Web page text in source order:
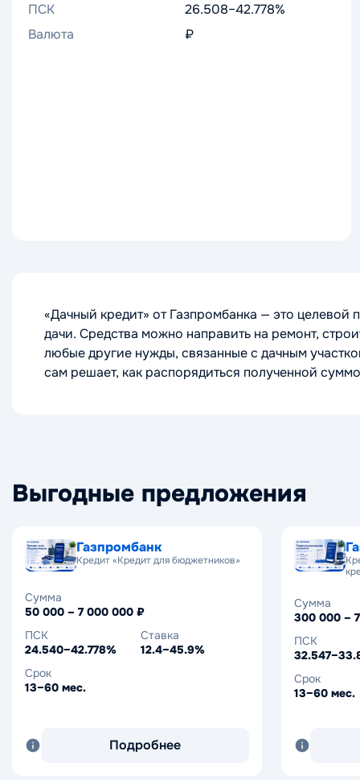
ПСК
26.508–42.778%
Валюта
₽
«Дачный кредит» от Газпромбанка — это целевой
дачи. Средства можно направить на ремонт,
любые другие нужды, связанные с дачным
сам решает, как распорядиться полученной
Выгодные предложения
Газпромбанк
Кредит «Кредит для бюджетников»
Сумма
50 000 – 7 000 000 ₽
ПСК
24.540–42.778%
Ставка
12.4–45.9%
Срок
13–60 мес.
Подробнее
Сумма
300 000 –
ПСК
Срок
13–60 мес.